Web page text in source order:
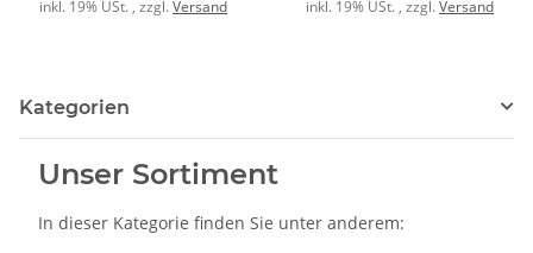
1xRJ45s LSA
inkl. 19% USt. , zzgl.Versand inkl. 19% USt. , zzgl.Versand
Kategorien
Unser Sortiment
In dieser Kategorie finden Sie unter anderem: